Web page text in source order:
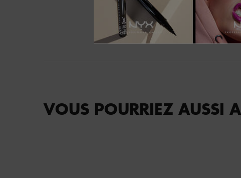
VOUS POURRIEZ AUSSI